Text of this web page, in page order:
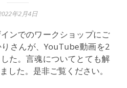
年2月4日
さんが、YouTube動画を2
た。言魂についてとても解
した。是非ご覧ください。